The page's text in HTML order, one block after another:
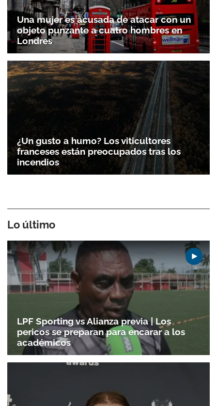
Una mujer es acusada de atacar con un
objeto punzante a cuatro hombres en
Londres
¿Un gusto a humo? Los viticultores
franceses están preocupados tras los
incendios
Lo último
LPF Sporting vs Alianza previa | Los
pericos se preparan para encarar a los
académicos